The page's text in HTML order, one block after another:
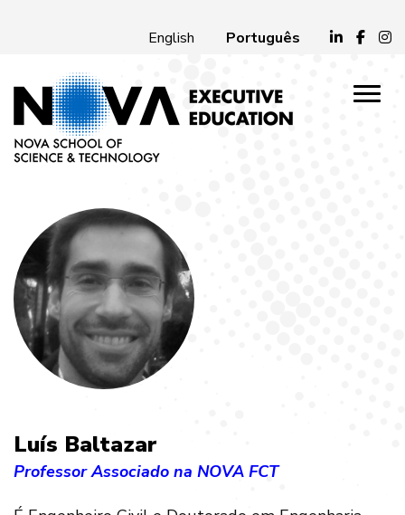
English Português
Luís Baltazar
Professor Associado na NOVA FCT